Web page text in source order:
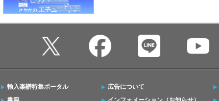
輸入楽譜特集ポータル
広告について